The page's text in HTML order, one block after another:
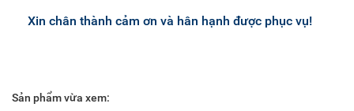
Xin chân thành cảm ơn và hân hạnh được phục vụ!
Sản phẩm vừa xem: